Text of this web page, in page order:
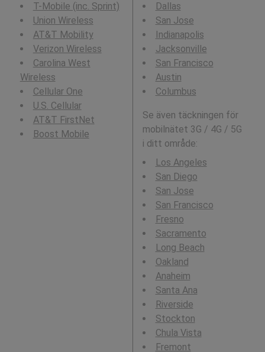
T-Mobile (inc. Sprint)
Union Wireless
AT&T Mobility
Verizon Wireless
Carolina West
Wireless
Cellular One
U.S. Cellular
AT&T FirstNet
Boost Mobile
Dallas
San Jose
Indianapolis
Jacksonville
San Francisco
Austin
Columbus
Se även täckningen för
mobilnätet 3G / 4G / 5G
i ditt område:
Los Angeles
San Diego
San Jose
San Francisco
Fresno
Sacramento
Long Beach
Oakland
Anaheim
Santa Ana
Riverside
Stockton
Chula Vista
Fremont